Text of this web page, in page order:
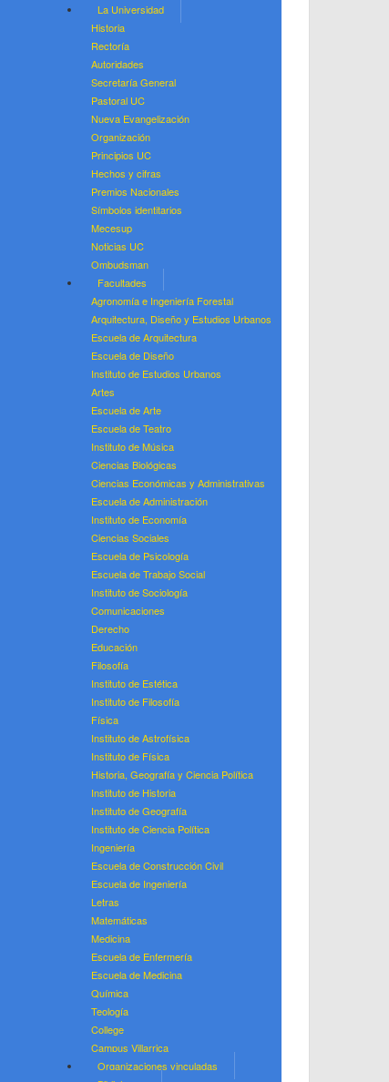
La Universidad
Historia
Rectoría
Autoridades
Secretaría General
Pastoral UC
Nueva Evangelización
Organización
Principios UC
Hechos y cifras
Premios Nacionales
Símbolos identitarios
Mecesup
Noticias UC
Ombudsman
Facultades
Agronomía e Ingeniería Forestal
Arquitectura, Diseño y Estudios Urbanos
Escuela de Arquitectura
Escuela de Diseño
Instituto de Estudios Urbanos
Artes
Escuela de Arte
Escuela de Teatro
Instituto de Música
Ciencias Biológicas
Ciencias Económicas y Administrativas
Escuela de Administración
Instituto de Economía
Ciencias Sociales
Escuela de Psicología
Escuela de Trabajo Social
Instituto de Sociología
Comunicaciones
Derecho
Educación
Filosofía
Instituto de Estética
Instituto de Filosofía
Física
Instituto de Astrofísica
Instituto de Física
Historia, Geografía y Ciencia Política
Instituto de Historia
Instituto de Geografía
Instituto de Ciencia Política
Ingeniería
Escuela de Construcción Civil
Escuela de Ingeniería
Letras
Matemáticas
Medicina
Escuela de Enfermería
Escuela de Medicina
Química
Teología
College
Campus Villarrica
Organizaciones vinculadas